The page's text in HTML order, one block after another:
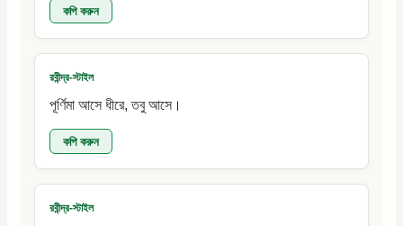
কপি করুন
রবীন্দ্র-স্টাইল
পূর্ণিমা আসে ধীরে, তবু আসে।
কপি করুন
রবীন্দ্র-স্টাইল